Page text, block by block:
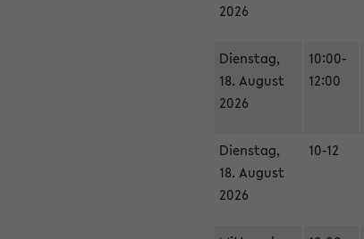
2026
Dienstag,
18. August
2026
10:00-
12:00
Dienstag,
18. August
2026
10-12